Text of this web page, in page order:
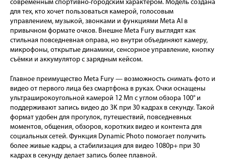
современным спортивно-городским характером. Модель создана
для тех, кто хочет пользоваться камерой, голосовым
управлением, музыкой, звонками и функциями Meta AI в
привычном формате очков. Внешне Meta Fury выглядят как
стильная повседневная оправа, но внутри объединяют камеру,
микрофоны, открытые динамики, сенсорное управление, кнопку
съёмки и аккумулятор с зарядным кейсом.
Главное преимущество Meta Fury — возможность снимать фото и
видео от первого лица без смартфона в руках. Очки оснащены
ультраширокоугольной камерой 12 Мп с углом обзора 100° и
поддерживают запись видео до 3K при 30 кадрах в секунду. Такой
формат удобен для прогулок, путешествий, повседневных
моментов, общения, обзоров, коротких видео и контента для
социальных сетей. Функция Dynamic Photo помогает получить
более живые кадры, а стабилизация для видео 1080p+ при 30
кадрах в секунду делает запись более плавной.